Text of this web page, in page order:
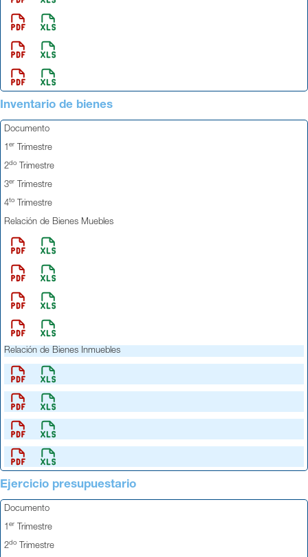
Inventario de bienes
Documento
1 er Trimestre
2do Trimestre
3er Trimestre
4to Trimestre
Relación de Bienes Muebles
Relación de Bienes Inmuebles
Ejercicio presupuestario
Documento
1 er Trimestre
2do Trimestre